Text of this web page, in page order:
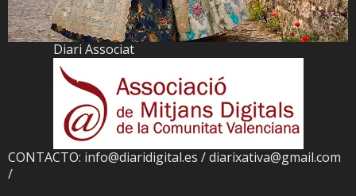
Diari Associat
CONTACTO: info@diaridigital.es / diarixativa@gmail.com
/